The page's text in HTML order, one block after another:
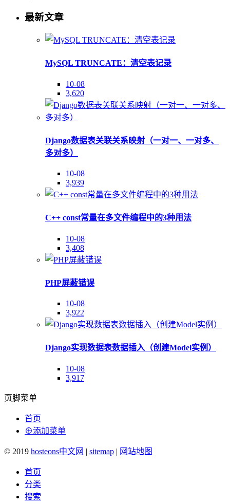
最新文章
MySQL TRUNCATE：清空表记录
10-08
3,620
Django数据表关联关系映射（一对一、一对多、
多对多）
10-08
3,939
C++ const常量在多文件编程中的3种用法
10-08
3,408
PHP屏蔽错误
10-08
3,922
Django实现数据表数据插入（创建Model实例）
10-08
3,917
页脚菜单
首页
⊕添加菜单
© 2019 hosteons中文网 | sitemap | 网站地图
首页
分类
搜索